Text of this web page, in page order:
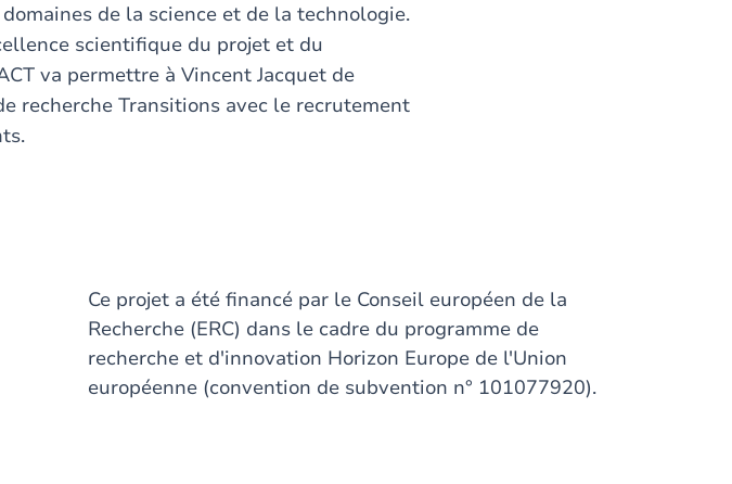
de la science et de la technologie.
scientifique du projet et du
va permettre à Vincent Jacquet de
recherche Transitions avec le recrutement
Ce projet a été financé par le Conseil européen de la
Recherche (ERC) dans le cadre du programme de
recherche et d'innovation Horizon Europe de l'Union
européenne (convention de subvention n° 101077920).